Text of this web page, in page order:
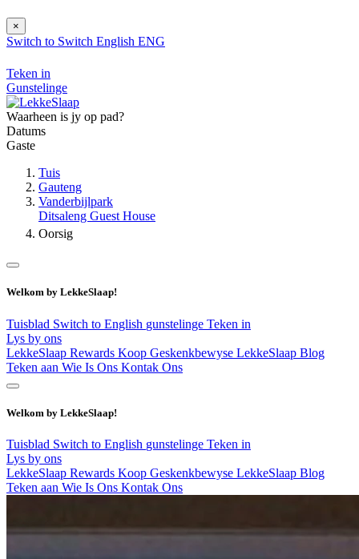
×
Switch to Switch English ENG
Teken in
Gunstelinge
Waarheen is jy op pad?
Datums
Gaste
Tuis
Gauteng
Vanderbijlpark
Ditsaleng Guest House
Oorsig
Welkom by LekkeSlaap!
Tuisblad Switch to English gunstelinge Teken in
Lys by ons
LekkeSlaap Rewards Koop Geskenkbewyse LekkeSlaap Blog
Teken aan Wie Is Ons Kontak Ons
Welkom by LekkeSlaap!
Tuisblad Switch to English gunstelinge Teken in
Lys by ons
LekkeSlaap Rewards Koop Geskenkbewyse LekkeSlaap Blog
Teken aan Wie Is Ons Kontak Ons